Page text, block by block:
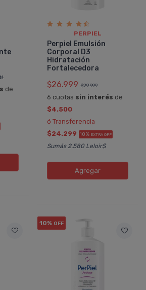
de
PERPIEL
Perpiel Emulsión
Corporal D3
Hidratación
Fortalecedora
$26.999 $29.999
6 cuotas sin interés de
$4.500
ó Transferencia
$24.299 10% EXTRA OFF
Sumás 2.580 Leloir$
Agregar
10% OFF